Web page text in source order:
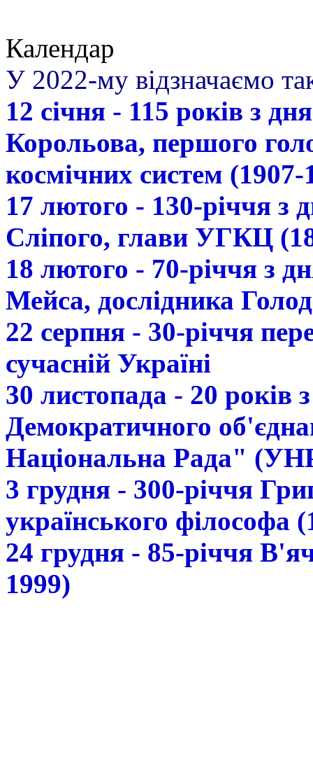
Календар
У 2022-му відзначаємо
12 січня - 115 років з
Корольова, першого
космічних систем (1907-
17 лютого - 130-річчя з
Сліпого, глави УГКЦ
18 лютого - 70-річчя з
Мейса, дослідника
22 серпня - 30-річчя
сучасній Україні
30 листопада - 20 років
Демократичного
Національна Рада"
3 грудня - 300-річчя
українського філософа
24 грудня - 85-річчя
1999)